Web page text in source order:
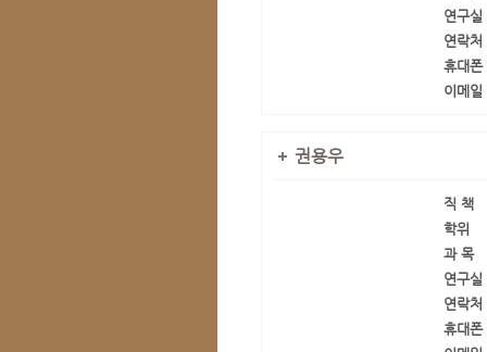
연구실
연락처
휴대폰
이메일
권용우
직 책
학위
과 목
연구실
연락처
휴대폰